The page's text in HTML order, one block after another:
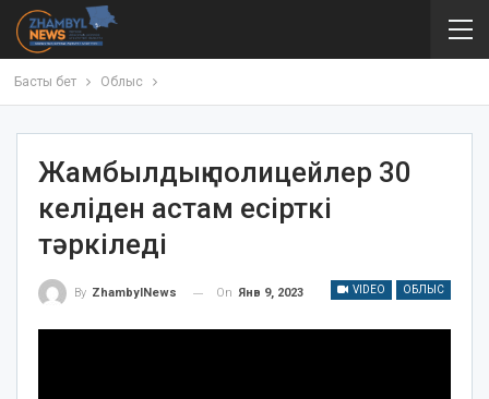
Басты бет Облыс
Жамбылдық полицейлер 30
келіден астам есірткі
тәркіледі
VIDEO ОБЛЫС
By ZhambylNews On Янв 9, 2023